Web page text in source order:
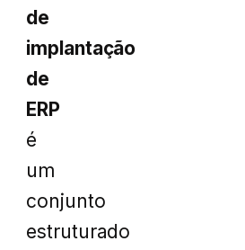
de
implantação
de
ERP
é
um
conjunto
estruturado